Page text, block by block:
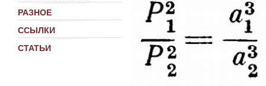
РАЗНОЕ
ССЫЛКИ
СТАТЬИ